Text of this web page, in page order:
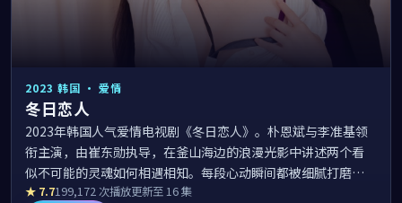
2023 韩国 · 爱情
冬日恋人
2023年韩国人气爱情电视剧《冬日恋人》。朴恩斌与李准基领
衔主演，由崔东勋执导，在釜山海边的浪漫光影中讲述两个看
似不可能的灵魂如何相遇相知。每段心动瞬间都被细腻打磨，
配乐唯美、台词走心，是日韩电视剧大全播放在线榜单中值得
★ 7.7199,172次播放更新至 16 集